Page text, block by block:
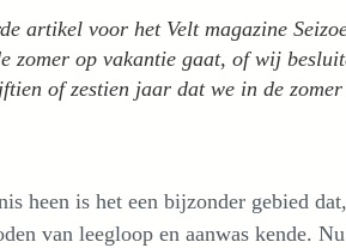
artikel voor het Velt magazine
zomer op vakantie gaat, of wij
of zestien jaar dat we in de
heen is het een bijzonder gebied
van leegloop en aanwas kende.